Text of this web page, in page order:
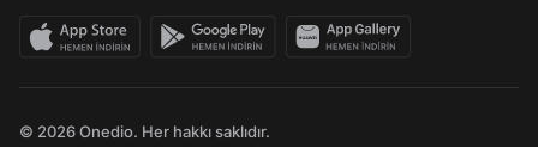
© 2026 Onedio. Her hakkı saklıdır.